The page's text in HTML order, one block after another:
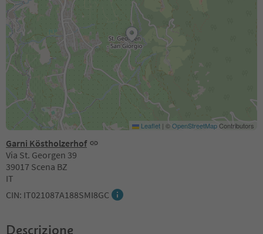
Garni Köstholzerhof
Via St. Georgen 39
39017 Scena BZ
IT
CIN: IT021087A188SMI8GC
Leaflet | ©OpenStreetMapContributors
Descrizione